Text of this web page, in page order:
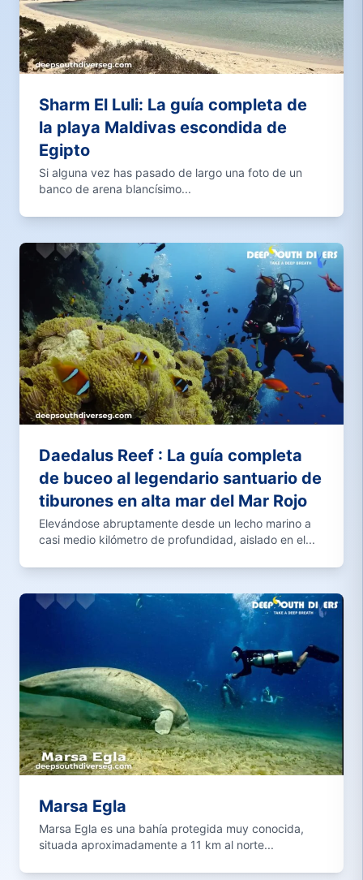
Sharm El Luli: La guía completa de
la playa Maldivas escondida de
Egipto
Si alguna vez has pasado de largo una foto de un
banco de arena blancísimo...
Daedalus Reef : La guía completa
de buceo al legendario santuario de
tiburones en alta mar del Mar Rojo
Elevándose abruptamente desde un lecho marino a
casi medio kilómetro de profundidad, aislado en el...
Marsa Egla
Marsa Egla es una bahía protegida muy conocida,
situada aproximadamente a 11 km al norte...